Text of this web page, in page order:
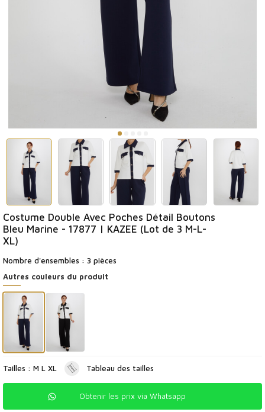
Costume Double Avec Poches Détail Boutons
Bleu Marine - 17877 | KAZEE (Lot de 3 M-L-
XL)
Nombre d'ensembles : 3 pièces
Autres couleurs du produit
Tailles : M L XL Tableau des tailles
Obtenir les prix via Whatsapp